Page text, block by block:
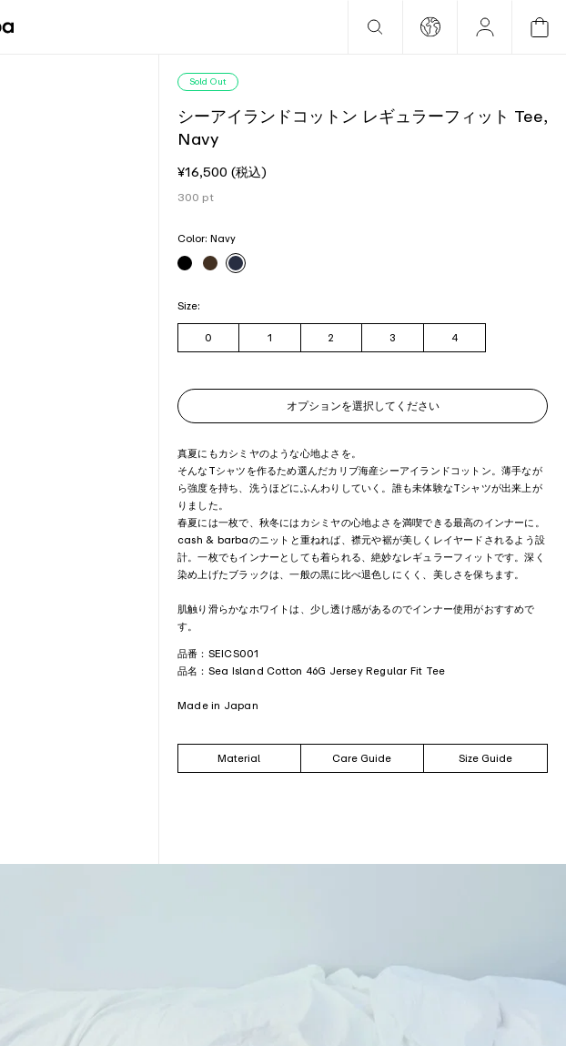
Sold Out
シーアイランドコットン レギュラーフィット Tee,
Navy
¥16,500 (税込)
300 pt
Color: Navy
Size:
0
1 2 3 4
オプションを選択してください
真夏にもカシミヤのような心地よさを。
そんなTシャツを作るため選んだカリブ海産シーアイランドコットン。薄手なが
ら強度を持ち、洗うほどにふんわりしていく。誰も未体験なTシャツが出来上が
りました。
春夏には一枚で、秋冬にはカシミヤの心地よさを満喫できる最高のインナーに。
cash & barbaのニットと重ねれば、襟元や裾が美しくレイヤードされるよう設
計。一枚でもインナーとしても着られる、絶妙なレギュラーフィットです。深く
染め上げたブラックは、一般の黒に比べ退色しにくく、美しさを保ちます。
肌触り滑らかなホワイトは、少し透け感があるのでインナー使用がおすすめで
す。
品番：SEICS001
品名：Sea Island Cotton 46G Jersey Regular Fit Tee
Made in Japan
Material Care Guide Size Guide